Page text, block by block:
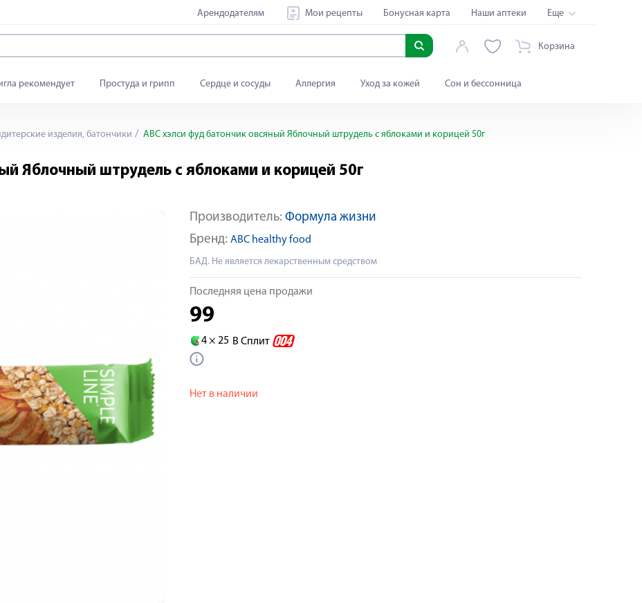
Арендодателям Мои рецепты Бонусная карта Наши аптеки Еще
Корзина
рекомендует Простуда и грипп Сердце и сосуды Аллергия Уход за кожей Сон и бессонница
изделия, батончики АВС хэлси фуд батончик овсяный Яблочный штрудель с яблоками и корицей 50г
Яблочный штрудель с яблоками и корицей 50г
Производитель: Формула жизни
Бренд: ABC healthy food
БАД. Не является лекарственным средством
Последняя цена продажи
99
4 × 25 В Сплит
Нет в наличии